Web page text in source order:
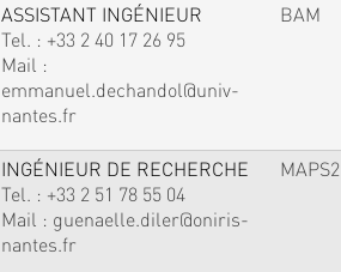
ASSISTANT INGÉNIEUR
Tel. : +33 2 40 17 26 95
Mail :
emmanuel.dechandol@univ-
nantes.fr
BAM
INGÉNIEUR DE RECHERCHE
Tel. : +33 2 51 78 55 04
Mail : guenaelle.diler@oniris-
nantes.fr
MAPS2